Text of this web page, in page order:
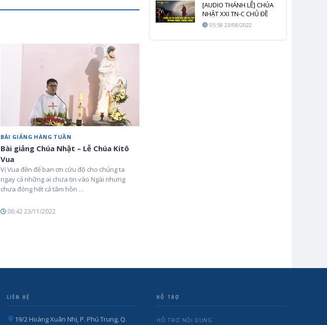
BÀI GIẢNG HÀNG TUẦN
Bài giảng Chúa Nhật – Lễ Chúa Kitô
Vua
Vị Vua đền để ban ơn cứu độ cho chúng ta
ngay cả những ai chưa tin vào Ngài nhưng
chưa đóng hết cả tâm hồn …
06:42 23/11/2022
[AUDIO THÁNH LỄ] CHÚA
NHẬT XXI TN-C CHỦ ĐỀ
NƯỚC THIÊN CHÚA
05:58 23/08/2022
LIÊN HỆ
19/2 Hoàng Xuân Nhị, P. Phú Trung, Q.
HỖ TRỢ
HỖ TRỢ NỘI DUNG